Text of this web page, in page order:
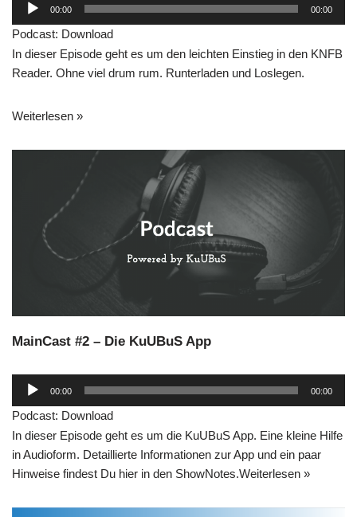
d
i
o
P
a
00:00 00:00
Podcast: Download
In dieser Episode geht es um den leichten Einstieg in den KNFB
Reader. Ohne viel drum rum. Runterladen und Loslegen.
Weiterlesen »
MainCast #2 – Die KuUBuS App
d
i
o
-
00:00 00:00
Podcast: Download
In dieser Episode geht es um die KuUBuS App. Eine kleine Hilfe
in Audioform. Detaillierte Informationen zur App und ein paar
Hinweise findest Du hier in den ShowNotes.Weiterlesen »